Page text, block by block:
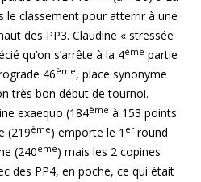
le classement pour atterrir à une
des PP3. Claudine « stressée
qu’on s’arrête à la 4ème partie
46ème, place synonyme
très bon début de tournoi.
exaequo (184ème à 153 points
(219ème) emporte le 1 erround
(240ème) mais les 2 copines
des PP4, en poche, ce qui était